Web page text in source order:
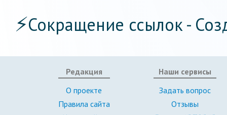
⚡Сокращение ссылок -
Редакция
О проекте
Правила сайта
Наши сервисы
Задать вопрос
Отзывы